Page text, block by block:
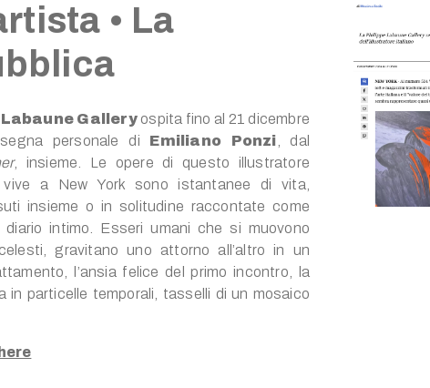
• La
Galleryospita fino al 21 dicembre
personale di Emiliano Ponzi , dal
, insieme. Le opere di questo illustratore
a New York sono istantanee di vita,
insieme o in solitudine raccontate come
intimo. Esseri umani che si muovono
gravitano uno attorno all’altro in un
l’ansia felice del primo incontro, la
in particelle temporali, tasselli di un mosaico